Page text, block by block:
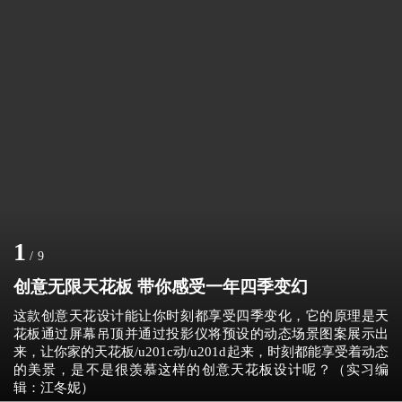
1 / 9
创意无限天花板 带你感受一年四季变幻
这款创意天花设计能让你时刻都享受四季变化，它的原理是天
花板通过屏幕吊顶并通过投影仪将预设的动态场景图案展示出
来，让你家的天花板/u201c动/u201d起来，时刻都能享受着动态
的美景，是不是很羡慕这样的创意天花板设计呢？（实习编
辑：江冬妮）